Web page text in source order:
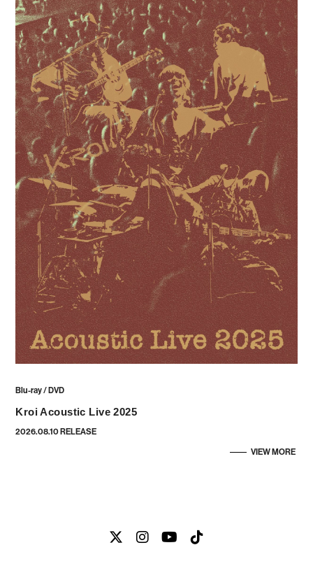
Blu-ray / DVD
Kroi Acoustic Live 2025
2026.08.10 RELEASE
VIEW MORE